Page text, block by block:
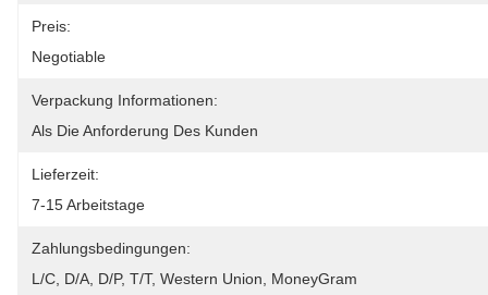
Preis:
Negotiable
Verpackung Informationen:
Als Die Anforderung Des Kunden
Lieferzeit:
7-15 Arbeitstage
Zahlungsbedingungen:
L/C, D/A, D/P, T/T, Western Union, MoneyGram